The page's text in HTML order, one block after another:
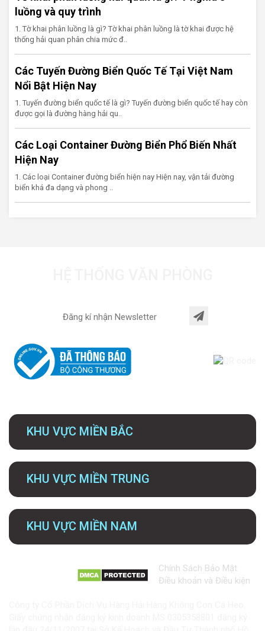
luồng và quy trình
1. Tờ khai phân luồng là gì? Tờ khai phân luồng là tờ khai được hệ
thống hải quan phân chia mức đ..
Các Tuyến Đường Biển Quốc Tế Tại Việt Nam
Nổi Bật Hiện Nay
1. Tuyến đường biển quốc tế là gì? Tuyến đường biển quốc tế hay còn
được gọi là đường hàng hải qu..
Các Loại Container Đường Biển Phổ Biến Nhất
Hiện Nay
1. Các loại Container đường biển hiện nay Hiện nay, vận tải đường
biển khá đa dạng và phong ..
KHU VỰC MIỀN BẮC
KHU VỰC MIỀN TRUNG
KHU VỰC MIỀN NAM
Chính Sách Bảo Mật
Điều khoản và Điều kiện